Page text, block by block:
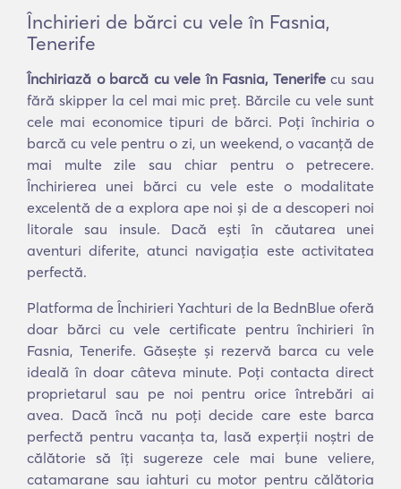
Închirieri de bărci cu vele în Fasnia,
Tenerife
Închiriază o barcă cu vele în Fasnia, Tenerifecu sau
fără skipper la cel mai mic preț. Bărcile cu vele sunt
cele mai economice tipuri de bărci. Poți închiria o
barcă cu vele pentru o zi, un weekend, o vacanță de
mai multe zile sau chiar pentru o petrecere.
Închirierea unei bărci cu vele este o modalitate
excelentă de a explora ape noi și de a descoperi noi
litorale sau insule. Dacă ești în căutarea unei
aventuri diferite, atunci navigația este activitatea
perfectă.
Platforma de Închirieri Yachturi de la BednBlue oferă
doar bărci cu vele certificate pentru închirieri în
Fasnia, Tenerife. Găsește și rezervă barca cu vele
ideală în doar câteva minute. Poți contacta direct
proprietarul sau pe noi pentru orice întrebări ai
avea. Dacă încă nu poți decide care este barca
perfectă pentru vacanța ta, lasă experții noștri de
călătorie să îți sugereze cele mai bune veliere,
catamarane sau iahturi cu motor pentru călătoria